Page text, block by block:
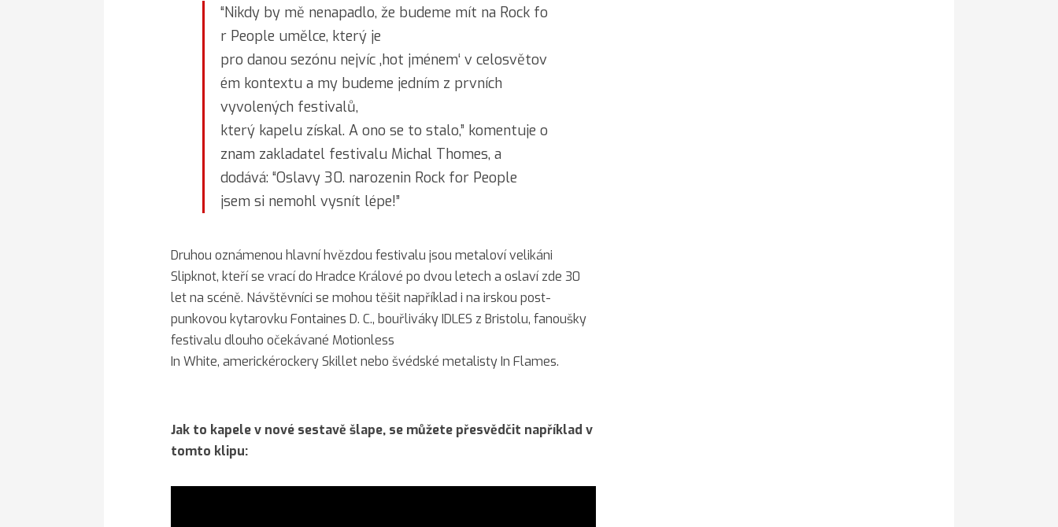
“Nikdy by mě nenapadlo, že budeme mít na Rock fo
r People umělce, který je
pro danou sezónu nejvíc ‚hot jménem‘ v celosvětov
ém kontextu a my budeme jedním z prvních
vyvolených festivalů,
který kapelu získal. A ono se to stalo,” komentuje o
znam zakladatel festivalu Michal Thomes, a
dodává: “Oslavy 30. narozenin Rock for People
jsem si nemohl vysnít lépe!”
Druhou oznámenou hlavní hvězdou festivalu jsou metaloví velikáni
Slipknot, kteří se vrací do Hradce Králové po dvou letech a oslaví zde 30
let na scéně. Návštěvníci se mohou těšit například i na irskou post-
punkovou kytarovku Fontaines D. C., bouřliváky IDLES z Bristolu, fanoušky
festivalu dlouho očekávané Motionless
In White, americkérockery Skillet nebo švédské metalisty In Flames.
Jak to kapele v nové sestavě šlape, se můžete přesvědčit například v
tomto klipu: